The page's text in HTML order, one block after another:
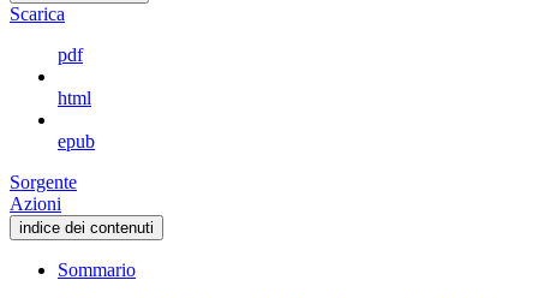
Scarica
pdf
html
epub
Sorgente
Azioni
indice dei contenuti
Sommario